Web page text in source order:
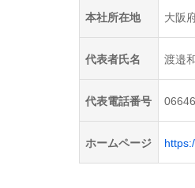
本社所在地 大阪
代表者氏名 渡邉
代表電話番号
ホームページ